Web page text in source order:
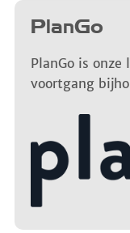
PlanGo
PlanGo is onze
voortgang